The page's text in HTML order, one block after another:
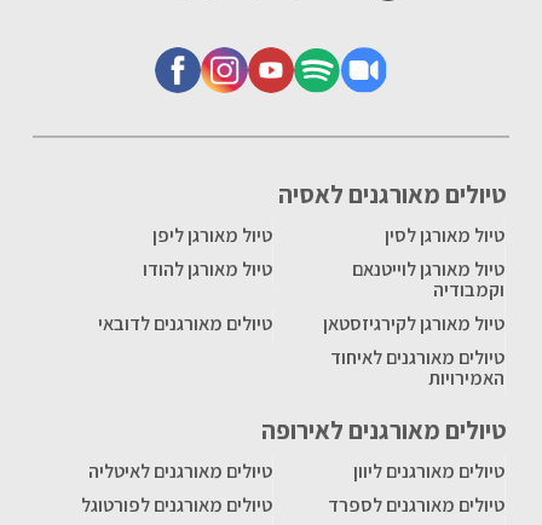
טיולים מאורגנים לאסיה
טיול מאורגן לסין
טיול מאורגן ליפן
טיול מאורגן לוייטנאם
וקמבודיה
טיול מאורגן להודו
טיול מאורגן לקירגיזסטאן
טיולים מאורגנים לדובאי
טיולים מאורגנים לאיחוד
האמירויות
טיולים מאורגנים לאירופה
טיולים מאורגנים ליוון
טיולים מאורגנים לאיטליה
טיולים מאורגנים לספרד
טיולים מאורגנים לפורטוגל